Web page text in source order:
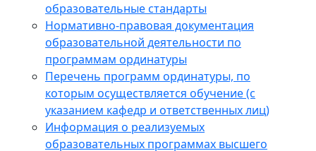
образовательные стандарты
Нормативно-правовая документация
образовательной деятельности по
программам ординатуры
Перечень программ ординатуры, по
которым осуществляется обучение (с
указанием кафедр и ответственных лиц)
Информация о реализуемых
образовательных программах высшего